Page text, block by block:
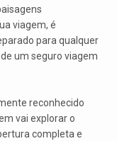
viagem, é
para qualquer
um seguro viagem
reconhecido
vai explorar o
completa e